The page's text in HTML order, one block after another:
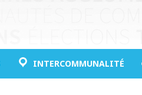
INTERCOMMUNALITÉ